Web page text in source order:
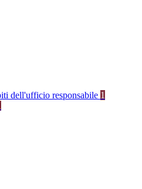
dell'ufficio responsabile 1